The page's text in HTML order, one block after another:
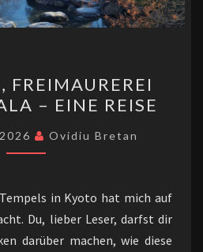
FREIMAUREREI
UND
KABBALA
–
REISE
FREIMAUREREI
– EINE REISE
Ovidiu Bretan
in Kyoto hat mich auf
Du, lieber Leser, darfst dir
darüber machen, wie diese